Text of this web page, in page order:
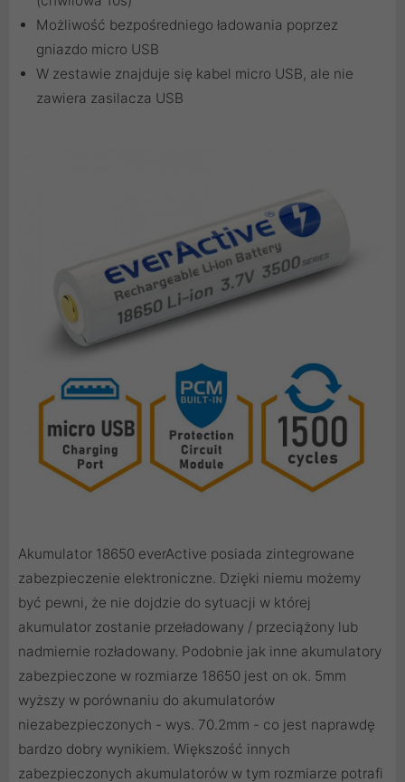
Możliwość bezpośredniego ładowania poprzez
gniazdo micro USB
W zestawie znajduje się kabel micro USB, ale nie
zawiera zasilacza USB
Akumulator 18650 everActive posiada zintegrowane
zabezpieczenie elektroniczne. Dzięki niemu możemy
być pewni, że nie dojdzie do sytuacji w której
akumulator zostanie przeładowany / przeciążony lub
nadmiernie rozładowany. Podobnie jak inne akumulatory
zabezpieczone w rozmiarze 18650 jest on ok. 5mm
wyższy w porównaniu do akumulatorów
niezabezpieczonych - wys. 70.2mm - co jest naprawdę
bardzo dobry wynikiem. Większość innych
zabezpieczonych akumulatorów w tym rozmiarze potrafi